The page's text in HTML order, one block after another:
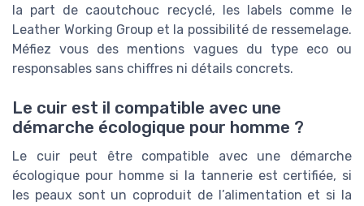
la part de caoutchouc recyclé, les labels comme le
Leather Working Group et la possibilité de ressemelage.
Méfiez vous des mentions vagues du type eco ou
responsables sans chiffres ni détails concrets.
Le cuir est il compatible avec une
démarche écologique pour homme ?
Le cuir peut être compatible avec une démarche
écologique pour homme si la tannerie est certifiée, si
les peaux sont un coproduit de l’alimentation et si la